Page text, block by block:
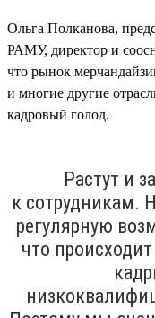
Ольга Полканова,
РАМУ, директор и
что рынок
и многие другие
кадровый голод.
Растут и
к сотрудникам.
регулярную
что